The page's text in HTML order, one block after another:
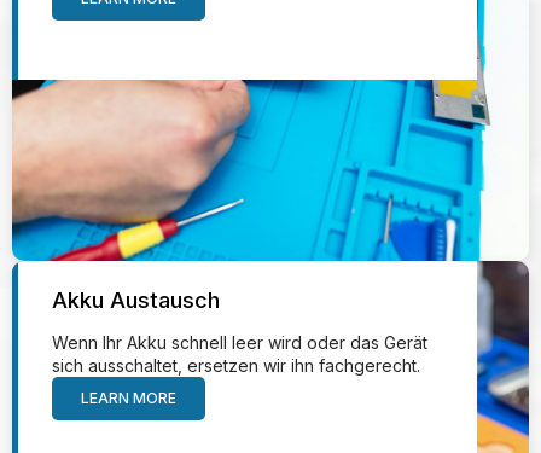
Akku Austausch
Wenn Ihr Akku schnell leer wird oder das Gerät
sich ausschaltet, ersetzen wir ihn fachgerecht.
LEARN MORE